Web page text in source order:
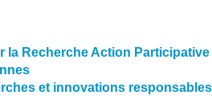
la Recherche Action Participative
et innovations